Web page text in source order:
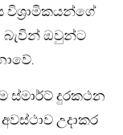
විශ්‍රාමිකයන්ගේ
බැවින් ඔවුන්ට
ස්මාර්ට් දුරකථන
උදාකර